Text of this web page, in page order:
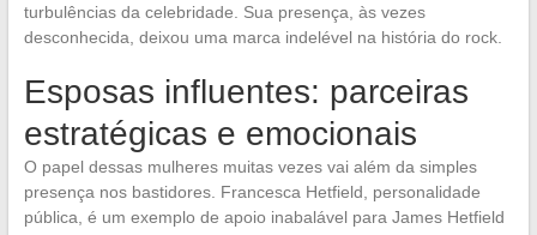
turbulências da celebridade. Sua presença, às vezes
desconhecida, deixou uma marca indelével na história do rock.
Esposas influentes: parceiras
estratégicas e emocionais
O papel dessas mulheres muitas vezes vai além da simples
presença nos bastidores. Francesca Hetfield, personalidade
pública, é um exemplo de apoio inabalável para James Hetfield